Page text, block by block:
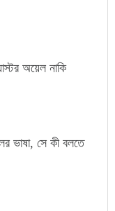
অয়েল নাকি
ভাষা, সে কী বলতে